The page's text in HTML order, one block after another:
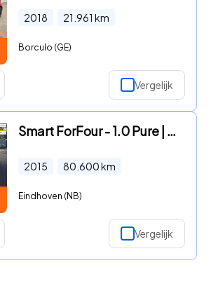
2018 21.961 km
Borculo (GE)
Vergelijk
Smart ForFour - 1.0 Pure | Automaat | Airco | 80 DKM NAP
2015 80.600km
Eindhoven (NB)
Vergelijk